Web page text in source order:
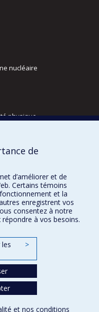
nucléaire
physique
2025-2026
professoral (PSP)
de
d’améliorer et de
Certains témoins
et la
enregistrent vos
consentez à notre
à vos besoins.
>
et nos conditions